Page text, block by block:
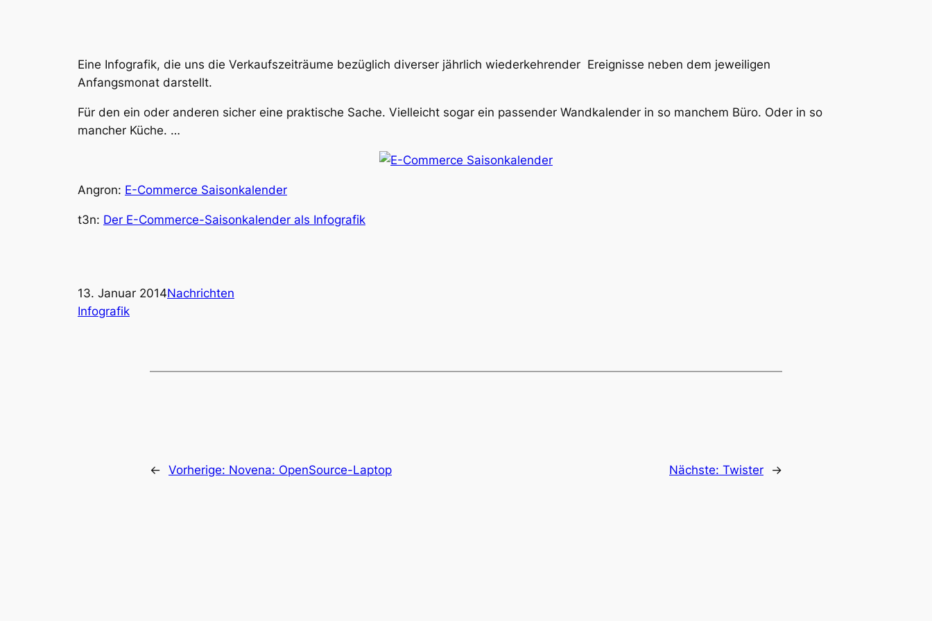
Eine Infografik, die uns die Verkaufszeiträume bezüglich diverser jährlich wiederkehrender Ereignisse neben dem jeweiligen
Anfangsmonat darstellt.
Für den ein oder anderen sicher eine praktische Sache. Vielleicht sogar ein passender Wandkalender in so manchem Büro. Oder in so
mancher Küche. …
Angron: E-Commerce Saisonkalender
t3n: Der E-Commerce-Saisonkalender als Infografik
13. Januar 2014Nachrichten
Infografik
← Vorherige: Novena: OpenSource-Laptop Nächste: Twister →